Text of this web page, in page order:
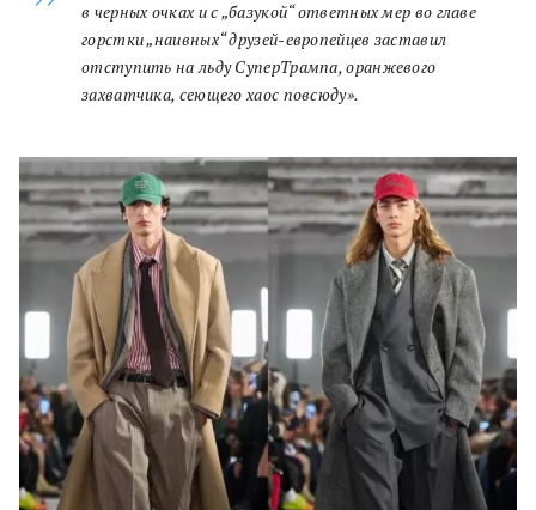
в черных очках и с „базукой“ ответных мер во главе
горстки „наивных“ друзей-европейцев заставил
отступить на льду СуперТрампа, оранжевого
захватчика, сеющего хаос повсюду».